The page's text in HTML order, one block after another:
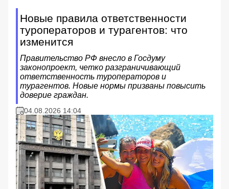
Новые правила ответственности
туроператоров и турагентов: что
изменится
Правительство РФ внесло в Госдуму
законопроект, четко разграничивающий
ответственность туроператоров и
турагентов. Новые нормы призваны повысить
доверие граждан.
04.08.2026 14:04